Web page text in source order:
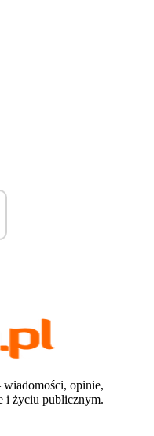
opinie,
i życiu publicznym.